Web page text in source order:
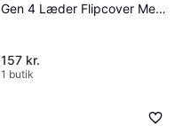
Gen 4 Læder Flipcover Med
157 kr.
1 butik